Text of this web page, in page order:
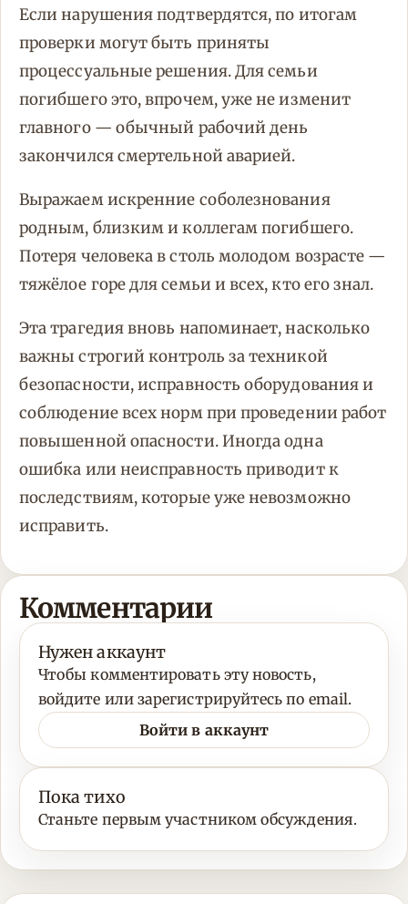
Если нарушения подтвердятся, по итогам
проверки могут быть приняты
процессуальные решения. Для семьи
погибшего это, впрочем, уже не изменит
главного — обычный рабочий день
закончился смертельной аварией.
Выражаем искренние соболезнования
родным, близким и коллегам погибшего.
Потеря человека в столь молодом возрасте —
тяжёлое горе для семьи и всех, кто его знал.
Эта трагедия вновь напоминает, насколько
важны строгий контроль за техникой
безопасности, исправность оборудования и
соблюдение всех норм при проведении работ
повышенной опасности. Иногда одна
ошибка или неисправность приводит к
последствиям, которые уже невозможно
исправить.
Комментарии
Нужен аккаунт
Чтобы комментировать эту новость,
войдите или зарегистрируйтесь по email.
Войти в аккаунт
Пока тихо
Станьте первым участником обсуждения.